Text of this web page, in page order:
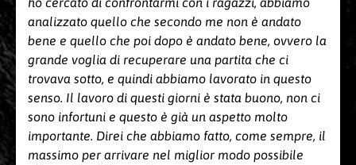
analizzato quello che secondo me non è andato
bene e quello che poi dopo è andato bene, ovvero la
grande voglia di recuperare una partita che ci
trovava sotto, e quindi abbiamo lavorato in questo
senso. Il lavoro di questi giorni è stata buono, non ci
sono infortuni e questo è già un aspetto molto
importante. Direi che abbiamo fatto, come sempre, il
massimo per arrivare nel miglior modo possibile